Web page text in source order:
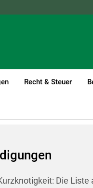
Recht & Steuer
Die